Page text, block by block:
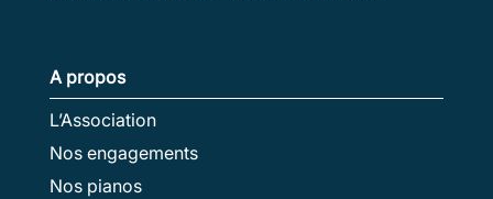
A propos
L’Association
Nos engagements
Nos pianos